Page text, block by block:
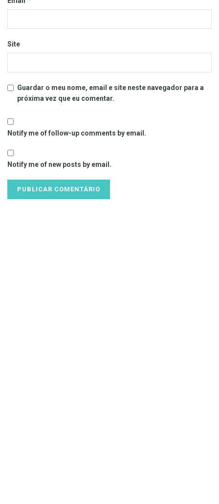
Site
Guardar o meu nome, email e site neste navegador para a
próxima vez que eu comentar.
Notify me of follow-up comments by email.
Notify me of new posts by email.